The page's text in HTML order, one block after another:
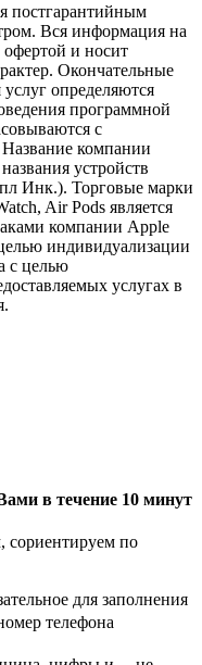
постгарантийным
Вся информация на
офертой и носит
Окончательные
определяются
программной
с
Название компании
устройств
Инк.). Торговые марки
Air Pods является
компании Apple
индивидуализации
с целью
услугах в
в течение 10 минут
сориентируем по
для заполнения
телефона